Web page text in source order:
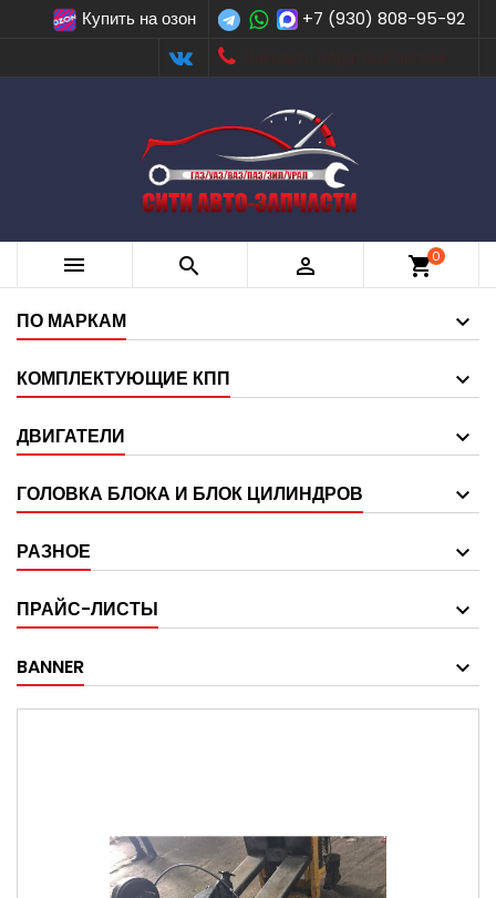
Купить на озон
+7 (930) 808-95-92
   shopping_cart0
ПО МАРКАМ
КОМПЛЕКТУЮЩИЕ КПП
ДВИГАТЕЛИ
ГОЛОВКА БЛОКА И БЛОК ЦИЛИНДРОВ
РАЗНОЕ
ПРАЙС-ЛИСТЫ
BANNER